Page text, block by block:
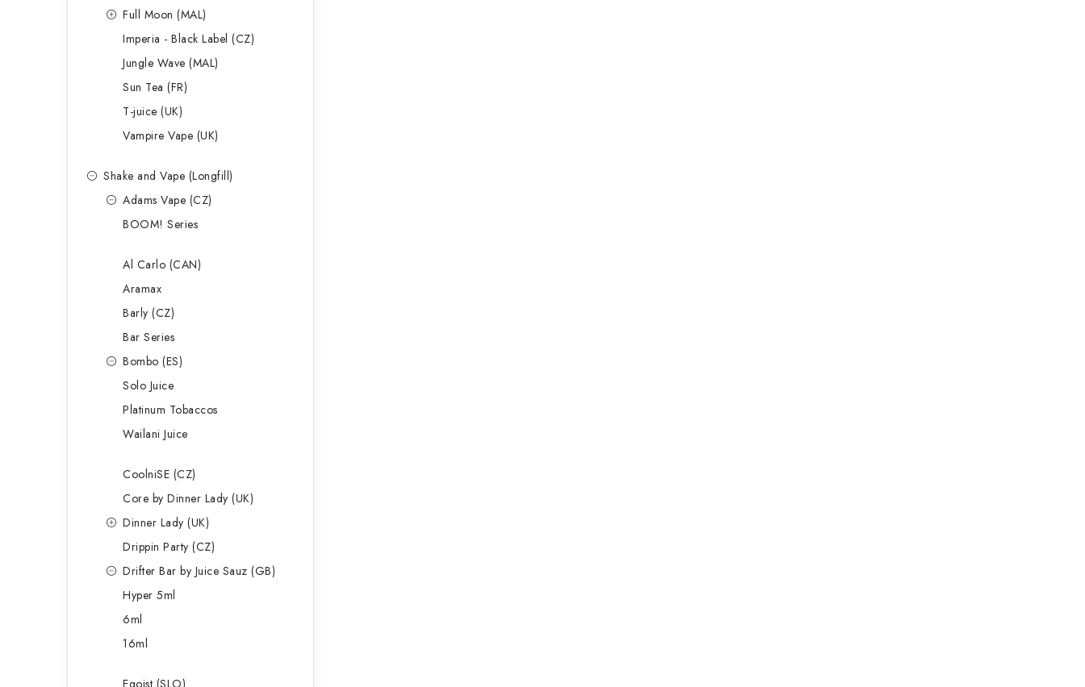
Full Moon (MAL)
Imperia - Black Label (CZ)
Jungle Wave (MAL)
Sun Tea (FR)
T-juice (UK)
Vampire Vape (UK)
Shake and Vape (Longfill)
Adams Vape (CZ)
BOOM! Series
Al Carlo (CAN)
Aramax
Barly (CZ)
Bar Series
Bombo (ES)
Solo Juice
Platinum Tobaccos
Wailani Juice
CoolniSE (CZ)
Core by Dinner Lady (UK)
Dinner Lady (UK)
Drippin Party (CZ)
Drifter Bar by Juice Sauz (GB)
Hyper 5ml
6ml
16ml